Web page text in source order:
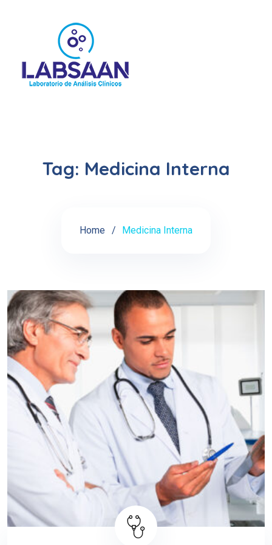
Tag: Medicina Interna
Home Medicina Interna